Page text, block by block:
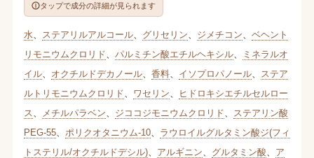
タップで成分の詳細が見られます
水 ステアリルアルコール、 グリセリン ジメチコン
ベヘント
リモニウムクロリド
パルミチン酸エチルヘキシル、
ミネラルオ
イル、 オクチルドデカノール、 香料、 イソプロパノール、
ステア
ルトリモニウムクロリド
ワセリン
ヒドロキシエチルセルロー
ス
メチルパラベン ジココジモニウムクロリド
ステアリン酸
PEG-55、 ポリクオタニウム-10、 ラウロイルグルタミン酸ジ(フィ
トステリル/オクチルドデシル)、 アルギニン グルタミン酸
ア